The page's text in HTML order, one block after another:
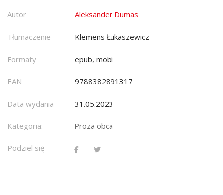
Autor Aleksander Dumas
Tłumaczenie Klemens Łukaszewicz
Formaty epub, mobi
EAN 9788382891317
Data wydania 31.05.2023
Kategoria: Proza obca
Podziel się